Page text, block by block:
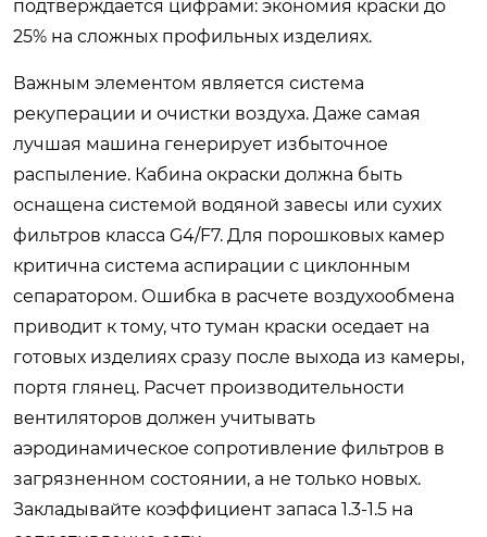
подтверждается цифрами: экономия краски до
25% на сложных профильных изделиях.
Важным элементом является система
рекуперации и очистки воздуха. Даже самая
лучшая машина генерирует избыточное
распыление. Кабина окраски должна быть
оснащена системой водяной завесы или сухих
фильтров класса G4/F7. Для порошковых камер
критична система аспирации с циклонным
сепаратором. Ошибка в расчете воздухообмена
приводит к тому, что туман краски оседает на
готовых изделиях сразу после выхода из камеры,
портя глянец. Расчет производительности
вентиляторов должен учитывать
аэродинамическое сопротивление фильтров в
загрязненном состоянии, а не только новых.
Закладывайте коэффициент запаса 1.3-1.5 на